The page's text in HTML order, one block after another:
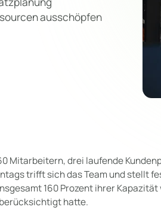
ausschöpfen
Mitarbeitern, drei laufende
trifft sich das Team und stellt
160 Prozent ihrer
hatte.